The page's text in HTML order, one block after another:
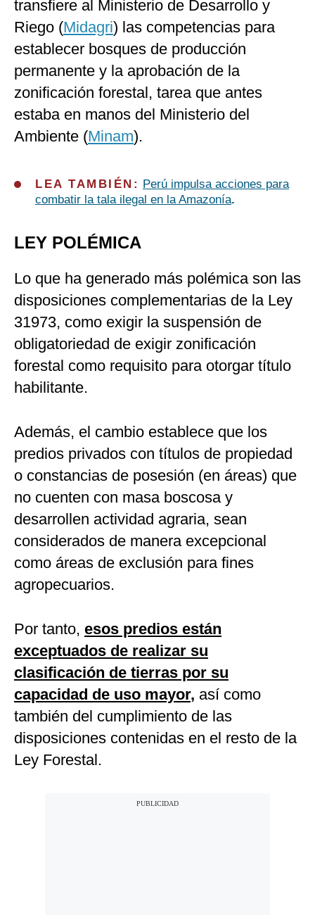
transfiere al Ministerio de Desarrollo y
Riego (Midagri) las competencias para
establecer bosques de producción
permanente y la aprobación de la
zonificación forestal, tarea que antes
estaba en manos del Ministerio del
Ambiente (Minam).
LEA TAMBIÉN:
Perú impulsa acciones para
combatir la tala ilegal en la Amazonía.
LEY POLÉMICA
Lo que ha generado más polémica son las
disposiciones complementarias de la Ley
31973, como exigir la suspensión de
obligatoriedad de exigir zonificación
forestal como requisito para otorgar título
habilitante.
Además, el cambio establece que los
predios privados con títulos de propiedad
o constancias de posesión (en áreas) que
no cuenten con masa boscosa y
desarrollen actividad agraria, sean
considerados de manera excepcional
como áreas de exclusión para fines
agropecuarios.
Por tanto, esos predios están
exceptuados de realizar su
clasificación de tierras por su
capacidad de uso mayor, así como
también del cumplimiento de las
disposiciones contenidas en el resto de la
Ley Forestal.